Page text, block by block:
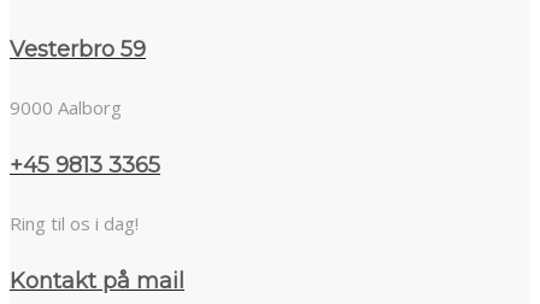
Vesterbro 59
9000 Aalborg
+45 9813 3365
Ring til os i dag!
Kontakt på mail